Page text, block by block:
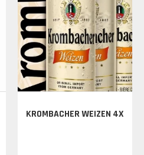
KROMBACHER WEIZEN 4X